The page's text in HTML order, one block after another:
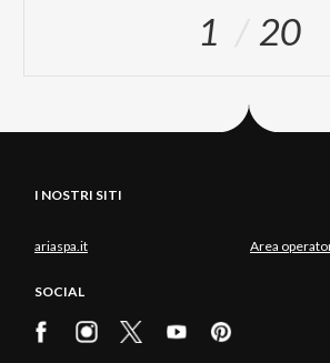
1 20
I NOSTRI SITI
ariaspa.it Area
SOCIAL